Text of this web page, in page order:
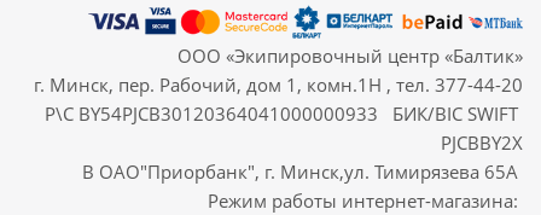
ООО «Экипировочный центр «Балтик»
г. Минск, пер. Рабочий, дом 1, комн.1Н , тел. 377-44-20
Р\С BY54PJCB30120364041000000933 БИК/BIC SWIFT
PJCBBY2X
В ОАО"Приорбанк", г. Минск,ул. Тимирязева 65А
Режим работы интернет-магазина: